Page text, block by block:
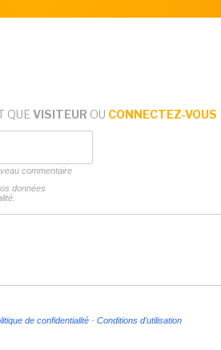
QUE VISITEUR OU CONNECTEZ-VOUS
commentaire
données
de confidentialité - Conditions d'utilisation